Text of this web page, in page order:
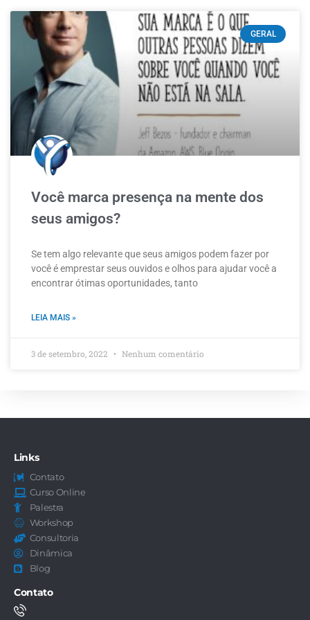
GERAL
Você marca presença na mente dos
seus amigos?
Se tem algo relevante que seus amigos podem fazer por
você é emprestar seus ouvidos e olhos para ajudar você a
encontrar ótimas oportunidades, tanto
LEIA MAIS »
3 de setembro, 2022 Nenhum comentário
Contato
Links
Contato
Curso Online
Palestra
Workshop
Consultoria
Dinâmica
Blog